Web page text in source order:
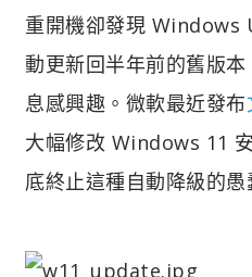
重開機卻發現 Windows
動更新回半年前的舊版
息感興趣。微軟最近發布
大幅修改 Windows 11
底終止這種自動降級的愚